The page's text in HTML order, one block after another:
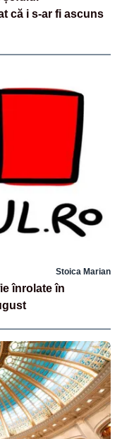
că i s-ar fi ascuns
Stoica Marian
înrolate în